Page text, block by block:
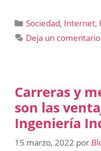
Categorías
Sociedad, Internet,
Deja un comentario
Carreras y
son las
Ingeniería
15 marzo, 2022 por